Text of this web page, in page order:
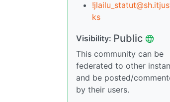
ks
Visibility: Public
This community can be
federated to other
and be posted/
by their users.